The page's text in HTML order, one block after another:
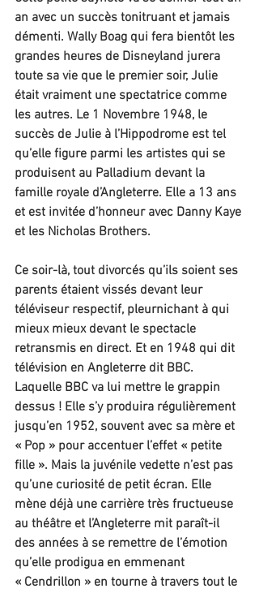
an avec un succès tonitruant et jamais
démenti. Wally Boag qui fera bientôt les
grandes heures de Disneyland jurera
toute sa vie que le premier soir, Julie
était vraiment une spectatrice comme
les autres. Le 1 Novembre 1948, le
succès de Julie à l’Hippodrome est tel
qu’elle figure parmi les artistes qui se
produisent au Palladium devant la
famille royale d’Angleterre. Elle a 13 ans
et est invitée d’honneur avec Danny Kaye
et les Nicholas Brothers.
Ce soir-là, tout divorcés qu’ils soient ses
parents étaient vissés devant leur
téléviseur respectif, pleurnichant à qui
mieux mieux devant le spectacle
retransmis en direct. Et en 1948 qui dit
télévision en Angleterre dit BBC.
Laquelle BBC va lui mettre le grappin
dessus ! Elle s’y produira régulièrement
jusqu’en 1952, souvent avec sa mère et
« Pop » pour accentuer l’effet « petite
fille ». Mais la juvénile vedette n’est pas
qu’une curiosité de petit écran. Elle
mène déjà une carrière très fructueuse
au théâtre et l’Angleterre mit paraît-il
des années à se remettre de l’émotion
qu’elle prodigua en emmenant
« Cendrillon » en tourne à travers tout le